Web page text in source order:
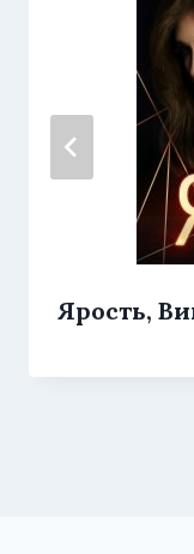
Ярость,